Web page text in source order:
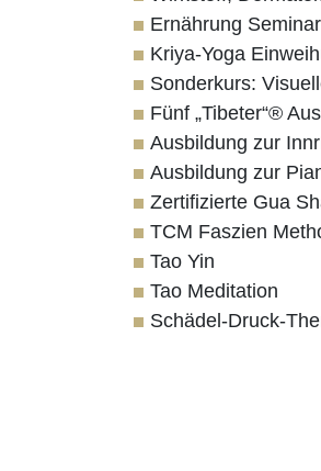
Ernährung
Kriya-Yoga
Sonderkurs:
Fünf „Tibeter“®
Ausbildung zur
Ausbildung zur
Zertifizierte Gua
TCM Faszien
Tao Yin
Tao Meditation
Schädel-Druck-